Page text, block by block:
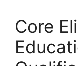
Core